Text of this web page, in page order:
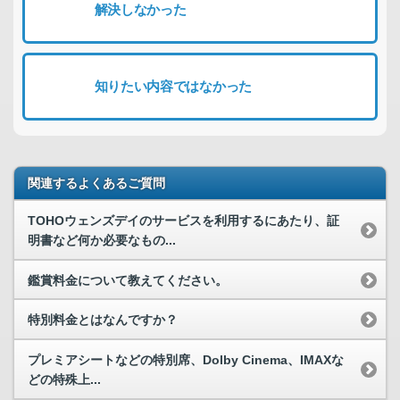
解決しなかった
知りたい内容ではなかった
関連するよくあるご質問
TOHOウェンズデイのサービスを利用するにあたり、証
明書など何か必要なもの...
鑑賞料金について教えてください。
特別料金とはなんですか？
プレミアシートなどの特別席、Dolby Cinema、IMAXな
どの特殊上...